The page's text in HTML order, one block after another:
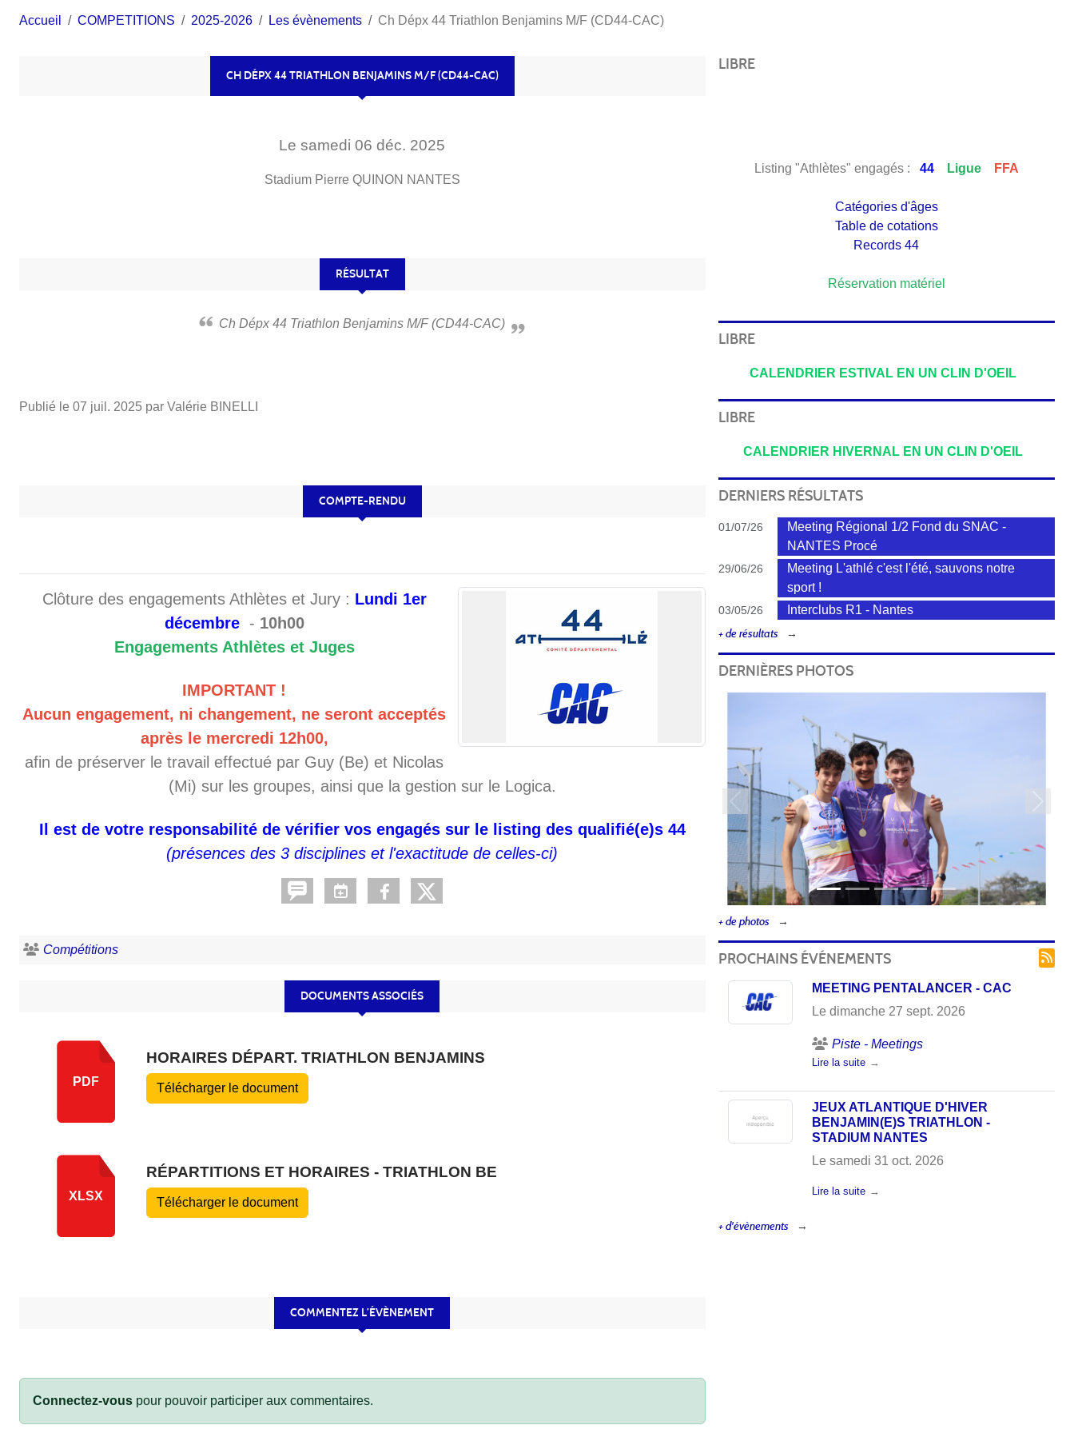
Accueil COMPETITIONS 2025-2026 Les évènements Ch Dépx 44 Triathlon Benjamins M/F (CD44-CAC)
CH DÉPX 44 TRIATHLON BENJAMINS M/F (CD44-CAC)
Lesamedi06 déc. 2025
Stadium Pierre QUINON NANTES
RÉSULTAT
Ch Dépx 44 Triathlon Benjamins M/F (CD44-CAC)
Publié le 07 juil. 2025 par Valérie BINELLI
COMPTE-RENDU
Clôture des engagements Athlètes et Jury : Lundi 1er
décembre - 10h00
Engagements Athlètes et Juges
IMPORTANT !
Aucun engagement, ni changement, ne seront acceptés
après le mercredi 12h00,
afin de préserver le travail effectué par Guy (Be) et Nicolas
(Mi) sur les groupes, ainsi que la gestion sur le Logica.
Il est de votre responsabilité de vérifier vos engagés sur le listing des qualifié(e)s 44
(présences des 3 disciplines et l'exactitude de celles-ci)
Compétitions
DOCUMENTS ASSOCIÉS
PDF
HORAIRES DÉPART. TRIATHLON BENJAMINS
Télécharger le document
XLSX
RÉPARTITIONS ET HORAIRES - TRIATHLON BE
Télécharger le document
COMMENTEZ L’ÉVÈNEMENT
Connectez-vous pour pouvoir participer aux commentaires.
LIBRE
Listing "Athlètes" engagés : 44 Ligue FFA
Catégories d'âges
Table de cotations
Records 44
Réservation matériel
LIBRE
CALENDRIER ESTIVAL EN UN CLIN D'OEIL
LIBRE
CALENDRIER HIVERNAL EN UN CLIN D'OEIL
DERNIERS RÉSULTATS
01/07/26
Meeting Régional 1/2 Fond du SNAC -
NANTES Procé
29/06/26
Meeting L'athlé c'est l'été, sauvons notre
sport !
03/05/26
Interclubs R1 - Nantes
+ de résultats
DERNIÈRES PHOTOS
Précedent
+ de photos
PROCHAINS ÉVÉNEMENTS
MEETING PENTALANCER - CAC
Le dimanche 27 sept. 2026
Piste - Meetings
Lire la suite
JEUX ATLANTIQUE D'HIVER
BENJAMIN(E)S TRIATHLON -
STADIUM NANTES
Le samedi 31 oct. 2026
Lire la suite
+ d'évènements